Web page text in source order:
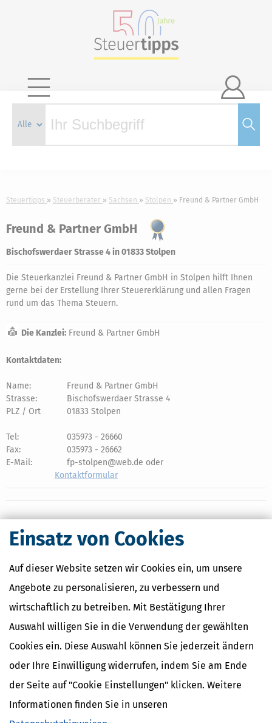
Einsatz von Cookies
Auf dieser Website setzen wir Cookies ein, um unsere
Angebote zu personalisieren, zu verbessern und
wirtschaftlich zu betreiben. Mit Bestätigung Ihrer
Auswahl willigen Sie in die Verwendung der gewählten
Cookies ein. Diese Auswahl können Sie jederzeit ändern
oder Ihre Einwilligung widerrufen, indem Sie am Ende
der Seite auf "Cookie Einstellungen" klicken. Weitere
Informationen finden Sie in unseren

Steuertipps Steuerberater Sachsen Stolpen Freund & Partner GmbH
Freund & Partner GmbH
Bischofswerdaer Strasse 4 in 01833 Stolpen
Die Steuerkanzlei Freund & Partner GmbH in Stolpen hilft Ihnen
gerne bei der Erstellung Ihrer Steuererklärung und allen Fragen
rund um das Thema Steuern.
Die Kanzlei: Freund & Partner GmbH
Kontaktdaten:
Name:
Freund & Partner GmbH
Strasse:
Bischofswerdaer Strasse 4
PLZ / Ort
01833 Stolpen
Tel:
035973 - 26660
Fax:
035973 - 26662
E-Mail:
fp-stolpen@web.de oder
Kontaktformular